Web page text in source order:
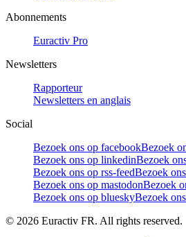
Abonnements
Euractiv Pro
Newsletters
Rapporteur
Newsletters en anglais
Social
Bezoek ons op facebookBezoek
Bezoek ons op linkedinBezoek
Bezoek ons op rss-feedBezoek
Bezoek ons op mastodonBezoek
Bezoek ons op blueskyBezoek
© 2026 Euractiv FR. All rights reserved.